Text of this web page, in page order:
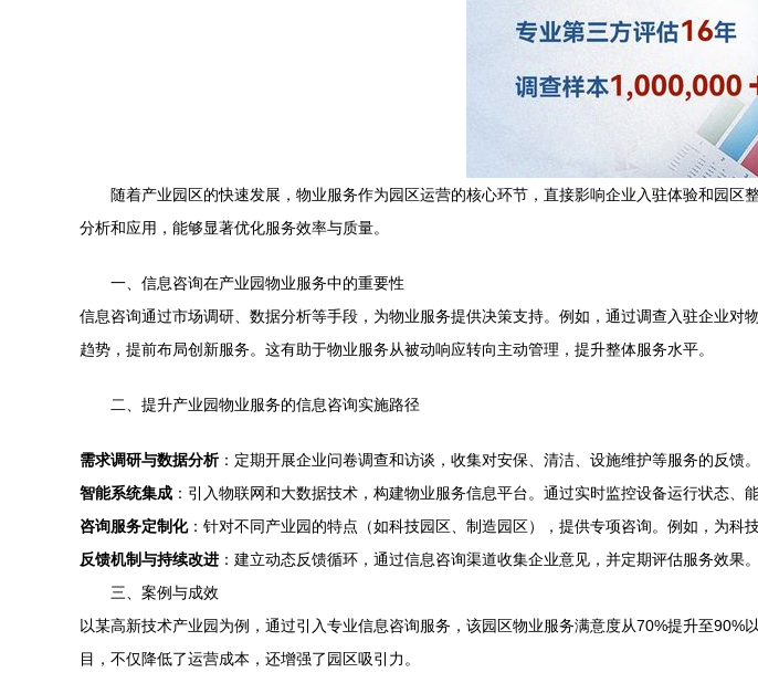
随着产业园区的快速发展，物业服务作为园区运营的核心环节，直接影响企业入驻体验和园
分析和应用，能够显著优化服务效率与质量。
一、信息咨询在产业园物业服务中的重要性
信息咨询通过市场调研、数据分析等手段，为物业服务提供决策支持。例如，通过调查入驻企业
趋势，提前布局创新服务。这有助于物业服务从被动响应转向主动管理，提升整体服务水平。
二、提升产业园物业服务的信息咨询实施路径
需求调研与数据分析：定期开展企业问卷调查和访谈，收集对安保、清洁、设施维护等服务的反馈
智能系统集成 ：引入物联网和大数据技术，构建物业服务信息平台。通过实时监控设备运行状态、
咨询服务定制化：针对不同产业园的特点（如科技园区、制造园区），提供专项咨询。例如，为科
反馈机制与持续改进 ：建立动态反馈循环，通过信息咨询渠道收集企业意见，并定期评估服务效果
三、案例与成效
以某高新技术产业园为例，通过引入专业信息咨询服务，该园区物业服务满意度从70%提升至
目，不仅降低了运营成本，还增强了园区吸引力。